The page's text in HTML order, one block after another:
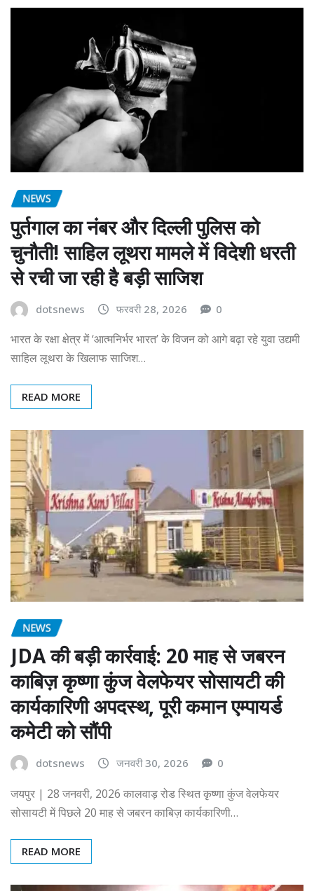
NEWS
पुर्तगाल का नंबर और दिल्ली पुलिस को
चुनौती! साहिल लूथरा मामले में विदेशी धरती
से रची जा रही है बड़ी साजिश
dotsnews फरवरी 28, 2026 0
भारत के रक्षा क्षेत्र में ‘आत्मनिर्भर भारत’ के विजन को आगे बढ़ा रहे युवा उद्यमी
साहिल लूथरा के खिलाफ साजिश…
READ MORE
NEWS
JDA की बड़ी कार्रवाई: 20 माह से जबरन
काबिज़ कृष्णा कुंज वेलफेयर सोसायटी की
कार्यकारिणी अपदस्थ, पूरी कमान एम्पायर्ड
कमेटी को सौंपी
dotsnews जनवरी 30, 2026 0
जयपुर | 28 जनवरी, 2026 कालवाड़ रोड स्थित कृष्णा कुंज वेलफेयर
सोसायटी में पिछले 20 माह से जबरन काबिज़ कार्यकारिणी…
READ MORE